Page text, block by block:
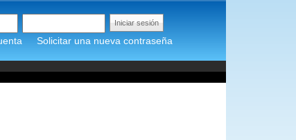
Solicitar una nueva contraseña